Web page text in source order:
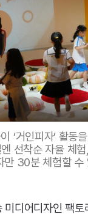
‘거인피자’ 활동
선착순 자율 체
만 30분 체험할 수
미디어디자인 팩토